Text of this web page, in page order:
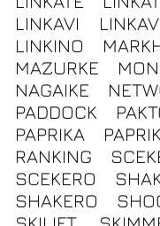
LINKAVI
LINKINO
MAZURKE
NAGAIKE
PADDOCK
PAPRIKA
RANKING
SCEKERO
SHAKERO